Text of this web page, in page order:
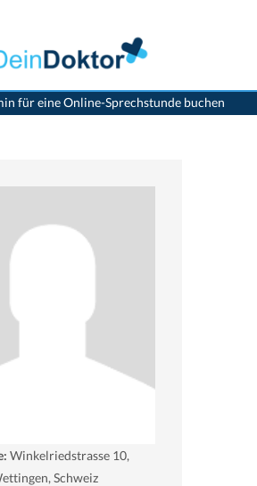
für eine Online-Sprechstunde buchen
>Zahnaerzte>Wettingen>Dr. Susanna Jaeggi
Winkelriedstrasse 10,
Schweiz